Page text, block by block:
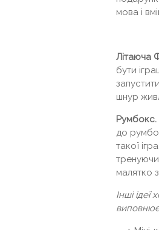
мова і
Літаюча
бути
шнур
Румбокс.
до
такої
малятко
Інші